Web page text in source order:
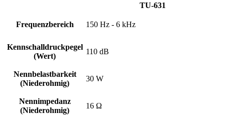
TU-631
Frequenzbereich 150 Hz - 6 kHz
Kennschalldruckpegel
(Wert)
110 dB
Nennbelastbarkeit
(Niederohmig)
30 W
Nennimpedanz
(Niederohmig)
16 Ω